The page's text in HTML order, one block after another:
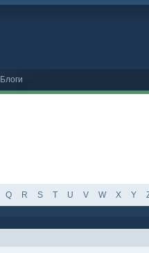
Блоги
Q R S T U V W X Y